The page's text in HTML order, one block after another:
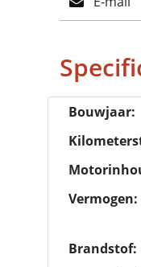
Bouwjaar:
Vermogen:
Brandstof: